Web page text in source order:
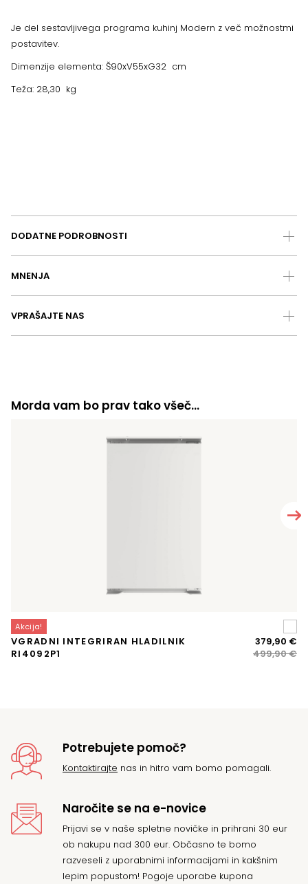
Je del sestavljivega programa kuhinj Modern z več možnostmi
postavitev.
Dimenzije elementa: Š90xV55xG32 cm
Teža: 28,30 kg
DODATNE PODROBNOSTI
MNENJA
VPRAŠAJTE NAS
Morda vam bo prav tako všeč…
Akcija!
VGRADNI INTEGRIRAN HLADILNIK
RI4092P1
499,90€
379,90 €
Potrebujete pomoč?
Kontaktirajte nas in hitro vam bomo pomagali.
Naročite se na e-novice
Prijavi se v naše spletne novičke in prihrani 30 eur
ob nakupu nad 300 eur. Občasno te bomo
razveseli z uporabnimi informacijami in kakšnim
lepim popustom! Pogoje uporabe kupona